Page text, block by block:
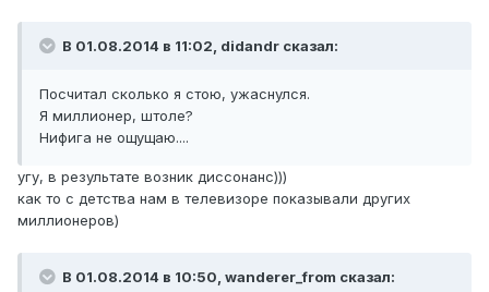
В 01.08.2014 в 11:02, didandr сказал:
Посчитал сколько я стою, ужаснулся.
Я миллионер, штоле?
Нифига не ощущаю....
угу, в результате возник диссонанс)))
как то с детства нам в телевизоре показывали других
миллионеров)
В 01.08.2014 в 10:50, wanderer_from сказал: